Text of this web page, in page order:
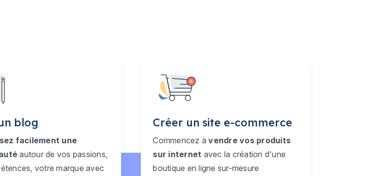
blog
facilement une
autour de vos passions,
votre marque avec
Créer un site e-commerce
Commencez àvendre vos produits
sur internet avec la création d'une
boutique en ligne sur-mesure